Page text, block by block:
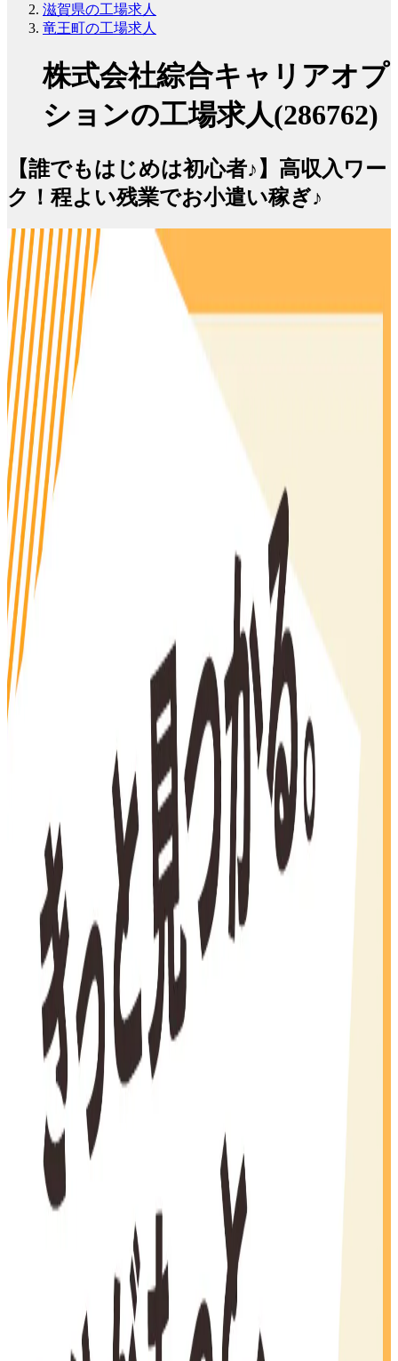
滋賀県の工場求人
竜王町の工場求人
株式会社綜合キャリアオプ
ションの工場求人(286762)
【誰でもはじめは初心者♪】高収入ワー
ク！程よい残業でお小遣い稼ぎ♪